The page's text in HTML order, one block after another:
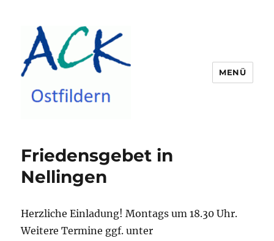
MENÜ
Friedensgebet in
Nellingen
Herzliche Einladung! Montags um 18.30 Uhr.
Weitere Termine ggf. unter